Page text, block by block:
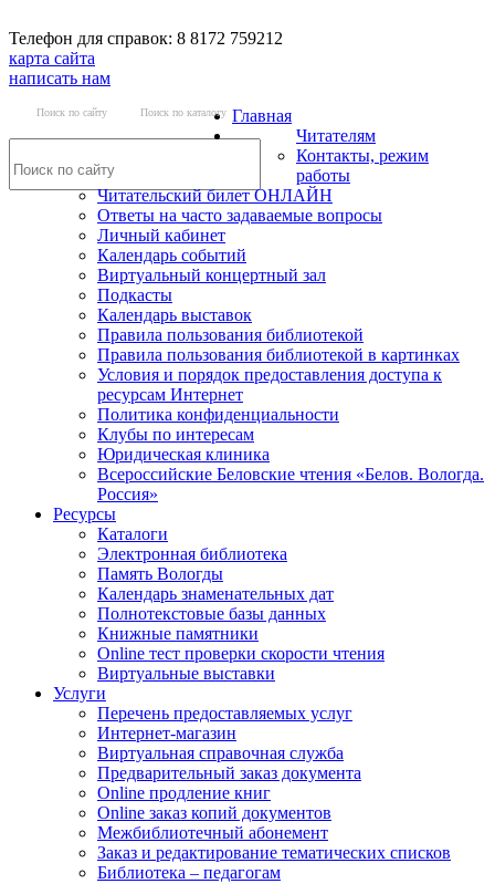
Телефон для справок: 8 8172 759212
карта сайта
написать нам
Поиск по сайту Поиск по каталогу Главная
Читателям
Контакты, режим
работы
Читательский билет ОНЛАЙН
Ответы на часто задаваемые вопросы
Личный кабинет
Календарь событий
Виртуальный концертный зал
Подкасты
Календарь выставок
Правила пользования библиотекой
Правила пользования библиотекой в картинках
Условия и порядок предоставления доступа к
ресурсам Интернет
Политика конфиденциальности
Клубы по интересам
Юридическая клиника
Всероссийские Беловские чтения «Белов. Вологда.
Россия»
Ресурсы
Каталоги
Электронная библиотека
Память Вологды
Календарь знаменательных дат
Полнотекстовые базы данных
Книжные памятники
Online тест проверки скорости чтения
Виртуальные выставки
Услуги
Перечень предоставляемых услуг
Интернет-магазин
Виртуальная справочная служба
Предварительный заказ документа
Online продление книг
Online заказ копий документов
Межбиблиотечный абонемент
Заказ и редактирование тематических списков
Библиотека – педагогам